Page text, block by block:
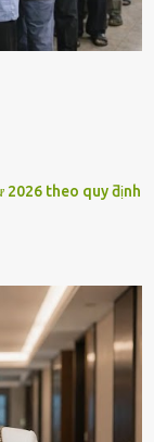
2026 theo quy ƌịnh